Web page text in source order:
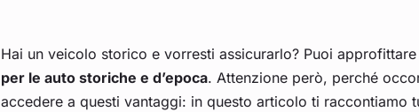
Hai un veicolo storico e vorresti assicurarlo? Puoi
per le auto storiche e d’epoca. Attenzione però, perché
accedere a questi vantaggi: in questo articolo ti raccontiamo